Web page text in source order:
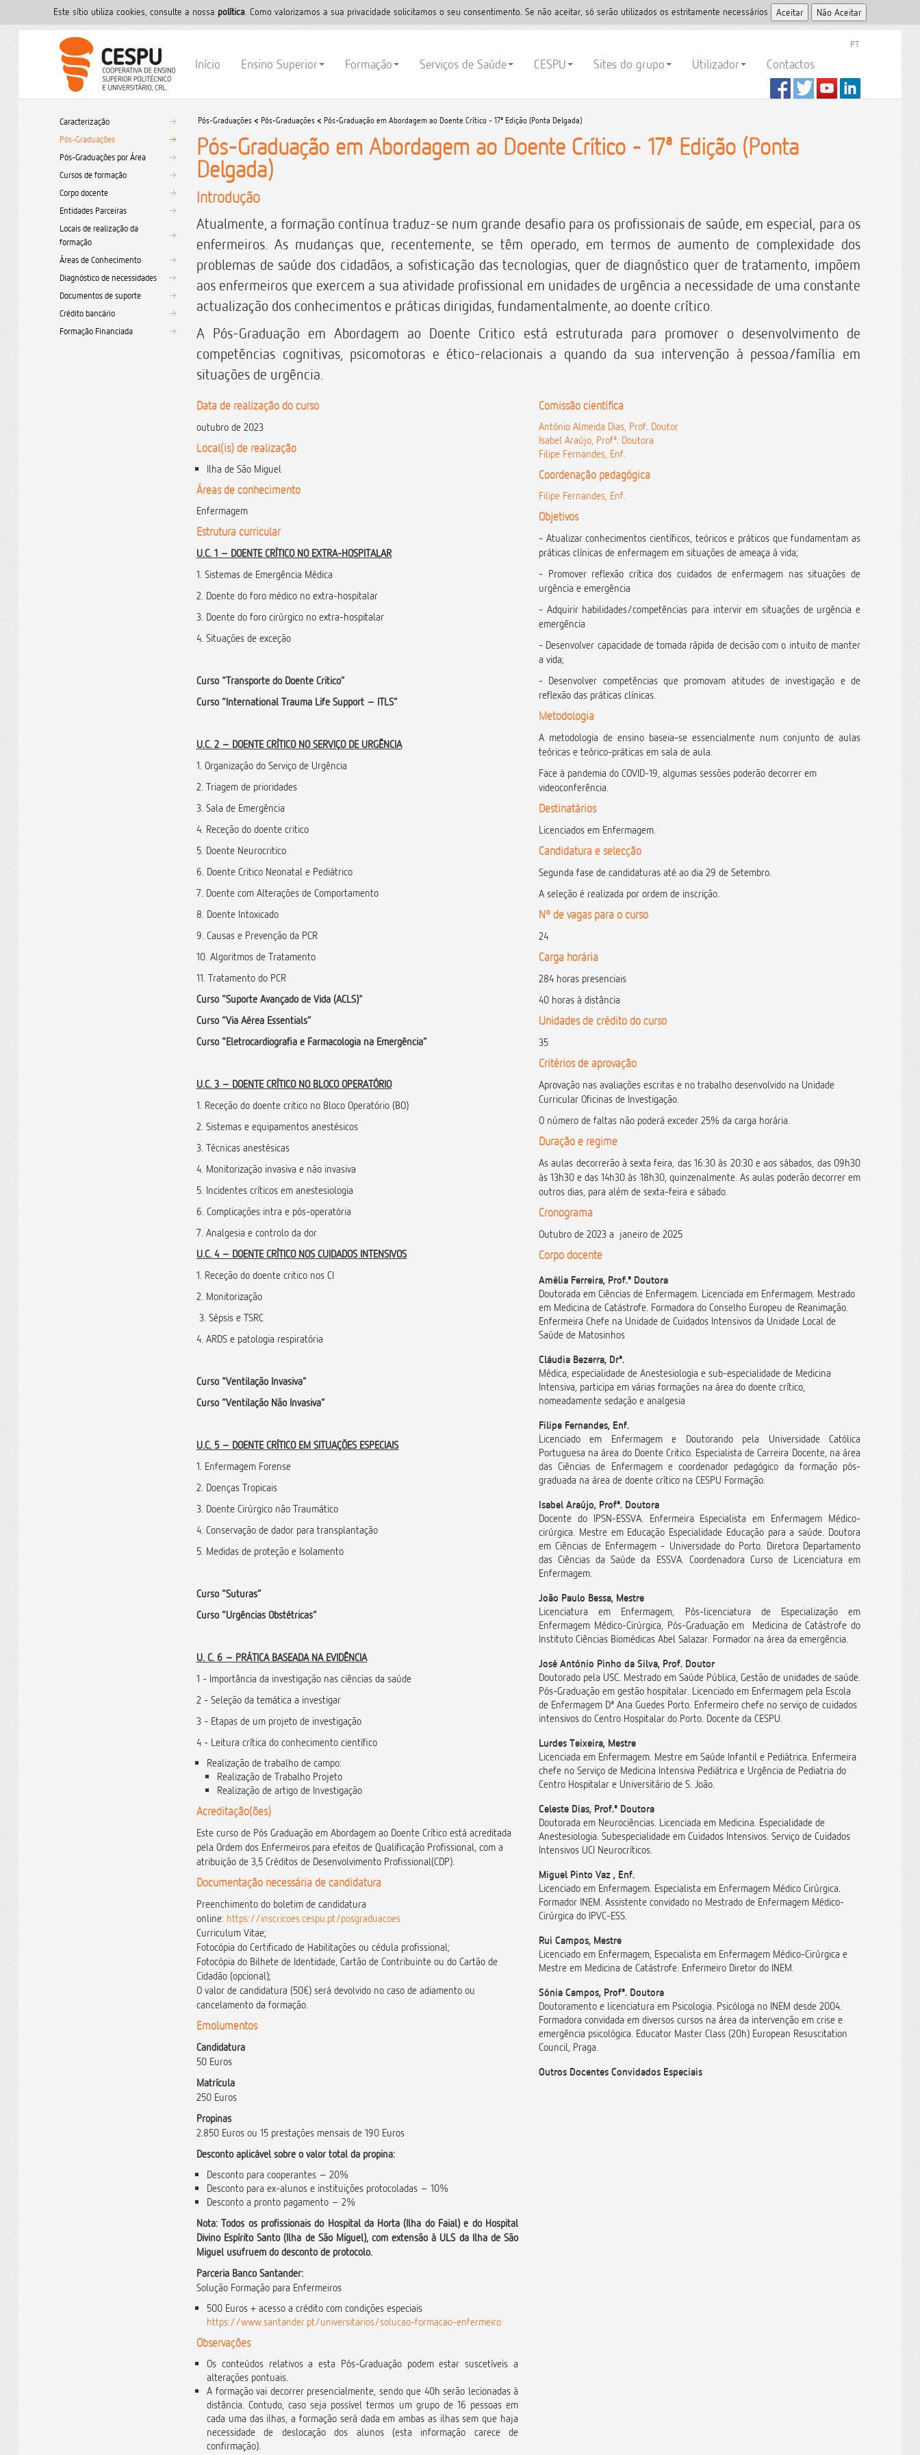
Este sítio utiliza cookies, consulte a nossa polí­tica . Como valorizamos a sua privacidade solicitamos o seu consentimento. Se não aceitar, só serão utilizados os estritamente necessários
PT
Início Ensino Superior Formação Serviços de Saúde CESPU Sites do grupo Utilizador Contactos
Caracterização
Pós-Graduações
Pós-Graduações por Área
Cursos de formação
Corpo docente
Entidades Parceiras
Locais de realização da
formação
Áreas de Conhecimento
Diagnóstico de necessidades
Documentos de suporte
Crédito bancário
Formação Financiada
Pós-Graduações < Pós-Graduações < Pós-Graduação em Abordagem ao Doente Crítico - 17ª Edição (Ponta Delgada)
Pós-Graduação em Abordagem ao Doente Crítico - 17ª Edição (Ponta
Delgada)
Introdução
Atualmente, a formação contínua traduz-se num grande desafio para os profissionais de saúde, em especial, para os
enfermeiros. As mudanças que, recentemente, se têm operado, em termos de aumento de complexidade dos
problemas de saúde dos cidadãos, a sofisticação das tecnologias, quer de diagnóstico quer de tratamento, impõem
aos enfermeiros que exercem a sua atividade profissional em unidades de urgência a necessidade de uma constante
actualização dos conhecimentos e práticas dirigidas, fundamentalmente, ao doente crítico.
A Pós-Graduação em Abordagem ao Doente Critico está estruturada para promover o desenvolvimento de
competências cognitivas, psicomotoras e ético-relacionais a quando da sua intervenção à pessoa/família em
situações de urgência.
Data de realização do curso
outubro de 2023
Local(is) de realização
Ilha de São Miguel
Áreas de conhecimento
Enfermagem
Estrutura curricular
U.C. 1 – DOENTE CRÍTICO NO EXTRA-HOSPITALAR
1. Sistemas de Emergência Médica
2. Doente do foro médico no extra-hospitalar
3. Doente do foro cirúrgico no extra-hospitalar
4. Situações de exceção
Curso “Transporte do Doente Critico”
Curso “International Trauma Life Support – ITLS”
U.C. 2 – DOENTE CRÍTICO NO SERVIÇO DE URGÊNCIA
1. Organização do Serviço de Urgência
2. Triagem de prioridades
3. Sala de Emergência
4. Receção do doente critico
5. Doente Neurocritico
6. Doente Critico Neonatal e Pediátrico
7. Doente com Alterações de Comportamento
8. Doente Intoxicado
9. Causas e Prevenção da PCR
10. Algoritmos de Tratamento
11. Tratamento do PCR
Curso “Suporte Avançado de Vida (ACLS)"
Curso “Via Aérea Essentials”
Curso “Eletrocardiografia e Farmacologia na Emergência”
U.C. 3 – DOENTE CRÍTICO NO BLOCO OPERATÓRIO
1. Receção do doente critico no Bloco Operatório (BO)
2. Sistemas e equipamentos anestésicos
3. Técnicas anestésicas
4. Monitorização invasiva e não invasiva
5. Incidentes críticos em anestesiologia
6. Complicações intra e pós-operatória
7. Analgesia e controlo da dor
U.C. 4 – DOENTE CRÍTICO NOS CUIDADOS INTENSIVOS
1. Receção do doente critico nos CI
2. Monitorização
3. Sépsis e TSRC
4. ARDS e patologia respiratória
Curso “Ventilação Invasiva”
Curso “Ventilação Não Invasiva”
U.C. 5 – DOENTE CRÍTICO EM SITUAÇÕES ESPECIAIS
1. Enfermagem Forense
2. Doenças Tropicais
3. Doente Cirúrgico não Traumático
4. Conservação de dador para transplantação
5. Medidas de proteção e Isolamento
Curso “Suturas”
Curso “Urgências Obstétricas”
U. C. 6 – PRÁTICA BASEADA NA EVIDÊNCIA
1 - Importância da investigação nas ciências da saúde
2 - Seleção da temática a investigar
3 - Etapas de um projeto de investigação
4 - Leitura crítica do conhecimento científico
Realização de trabalho de campo:
Realização de Trabalho Projeto
Realização de artigo de Investigação
Acreditação(ões)
Este curso de Pós Graduação em Abordagem ao Doente Crítico está acreditada
pela Ordem dos Enfermeiros.para efeitos de Qualificação Profissional, com a
atribuição de 3,5 Créditos de Desenvolvimento Profissional(CDP).
Documentação necessária de candidatura
Preenchimento do boletim de candidatura
online: https://inscricoes.cespu.pt/posgraduacoes
Curriculum Vitae;
Fotocópia do Certificado de Habilitações ou cédula profissional;
Fotocópia do Bilhete de Identidade, Cartão de Contribuinte ou do Cartão de
Cidadão (opcional);
O valor de candidatura (50€) será devolvido no caso de adiamento ou
cancelamento da formação.
Emolumentos
Candidatura
50 Euros
Matrícula
250 Euros
Propinas
2.850 Euros ou 15 prestações mensais de 190 Euros
Desconto aplicável sobre o valor total da propina:
Desconto para cooperantes – 20%
Desconto para ex-alunos e instituições protocoladas – 10%
Desconto a pronto pagamento – 2%
Nota: Todos os profissionais do Hospital da Horta (Ilha do Faial) e do Hospital
Divino Espírito Santo (Ilha de São Miguel), com extensão à ULS da Ilha de São
Miguel usufruem do desconto de protocolo.
Parceria Banco Santander:
Solução Formação para Enfermeiros
500 Euros + acesso a crédito com condições especiais
https://www.santander.pt/universitarios/solucao-formacao-enfermeiro
Observações
Os conteúdos relativos a esta Pós-Graduação podem estar suscetíveis a
alterações pontuais.
A formação vai decorrer presencialmente, sendo que 40h serão lecionadas à
distância. Contudo, caso seja possível termos um grupo de 16 pessoas em
cada uma das ilhas, a formação será dada em ambas as ilhas sem que haja
necessidade de deslocação dos alunos (esta informação carece de
confirmação).
Comissão científica
António Almeida Dias, Prof. Doutor
Isabel Araújo, Profª. Doutora
Filipe Fernandes, Enf.
Coordenação pedagógica
Filipe Fernandes, Enf.
Objetivos
- Atualizar conhecimentos científicos, teóricos e práticos que fundamentam as
práticas clínicas de enfermagem em situações de ameaça á vida;
- Promover reflexão crítica dos cuidados de enfermagem nas situações de
urgência e emergência
- Adquirir habilidades/competências para intervir em situações de urgência e
emergência
- Desenvolver capacidade de tomada rápida de decisão com o intuito de manter
a vida;
- Desenvolver competências que promovam atitudes de investigação e de
reflexão das práticas clínicas.
Metodologia
A metodologia de ensino baseia-se essencialmente num conjunto de aulas
teóricas e teórico-práticas em sala de aula.
Face à pandemia do COVID-19, algumas sessões poderão decorrer em
videoconferência.
Destinatários
Licenciados em Enfermagem.
Candidatura e selecção
Segunda fase de candidaturas até ao dia 29 de Setembro.
A seleção é realizada por ordem de inscrição.
Nº de vagas para o curso
24
Carga horária
284 horas presenciais
40 horas à distância
Unidades de crédito do curso
35
Critérios de aprovação
Aprovação nas avaliações escritas e no trabalho desenvolvido na Unidade
Curricular Oficinas de Investigação.
O número de faltas não poderá exceder 25% da carga horária.
Duração e regime
As aulas decorrerão à sexta feira, das 16:30 às 20:30 e aos sábados, das 09h30
às 13h30 e das 14h30 às 18h30, quinzenalmente. As aulas poderão decorrer em
outros dias, para além de sexta-feira e sábado.
Cronograma
Outubro de 2023 a janeiro de 2025
Corpo docente
Amélia Ferreira, Prof.ª Doutora
Doutorada em Ciências de Enfermagem. Licenciada em Enfermagem. Mestrado
em Medicina de Catástrofe. Formadora do Conselho Europeu de Reanimação.
Enfermeira Chefe na Unidade de Cuidados Intensivos da Unidade Local de
Saúde de Matosinhos
Cláudia Bezerra, Drª.
Médica, especialidade de Anestesiologia e sub-especialidade de Medicina
Intensiva, participa em várias formações na área do doente crítico,
nomeadamente sedação e analgesia
Filipe Fernandes, Enf.
Licenciado em Enfermagem e Doutorando pela Universidade Católica
Portuguesa na área do Doente Critico. Especialista de Carreira Docente, na área
das Ciências de Enfermagem e coordenador pedagógico da formação pós-
graduada na área de doente crítico na CESPU Formação.
Isabel Araújo, Profª. Doutora
Docente do IPSN-ESSVA. Enfermeira Especialista em Enfermagem Médico-
cirúrgica. Mestre em Educação Especialidade Educação para a saúde. Doutora
em Ciências de Enfermagem - Universidade do Porto. Diretora Departamento
das Ciências da Saúde da ESSVA. Coordenadora Curso de Licenciatura em
Enfermagem.
João Paulo Bessa, Mestre
Licenciatura em Enfermagem, Pós-licenciatura de Especialização em
Enfermagem Médico-Cirúrgica, Pós-Graduação em Medicina de Catástrofe do
Instituto Ciências Biomédicas Abel Salazar. Formador na área da emergência.
José António Pinho da Silva, Prof. Doutor
Doutorado pela USC. Mestrado em Saúde Pública, Gestão de unidades de saúde.
Pós-Graduação em gestão hospitalar. Licenciado em Enfermagem pela Escola
de Enfermagem Dª Ana Guedes Porto. Enfermeiro chefe no serviço de cuidados
intensivos do Centro Hospitalar do Porto. Docente da CESPU.
Lurdes Teixeira, Mestre
Licenciada em Enfermagem. Mestre em Saúde Infantil e Pediátrica. Enfermeira
chefe no Serviço de Medicina Intensiva Pediátrica e Urgência de Pediatria do
Centro Hospitalar e Universitário de S. João.
Celeste Dias, Prof.ª Doutora
Doutorada em Neurociências. Licenciada em Medicina. Especialidade de
Anestesiologia. Subespecialidade em Cuidados Intensivos. Serviço de Cuidados
Intensivos UCI Neurocríticos.
Miguel Pinto Vaz , Enf.
Licenciado em Enfermagem. Especialista em Enfermagem Médico Cirúrgica.
Formador INEM. Assistente convidado no Mestrado de Enfermagem Médico-
Cirúrgica do IPVC-ESS.
Rui Campos, Mestre
Licenciado em Enfermagem, Especialista em Enfermagem Médico-Cirúrgica e
Mestre em Medicina de Catástrofe. Enfermeiro Diretor do INEM.
Sónia Campos, Profª. Doutora
Doutoramento e licenciatura em Psicologia. Psicóloga no INEM desde 2004.
Formadora convidada em diversos cursos na área da intervenção em crise e
emergência psicológica. Educator Master Class (20h) European Resuscitation
Council, Praga.
Outros Docentes Convidados Especiais